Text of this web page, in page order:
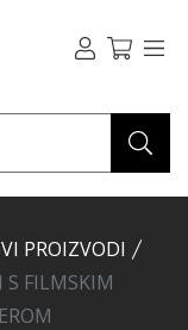
PROIZVODI
S FILMSKIM